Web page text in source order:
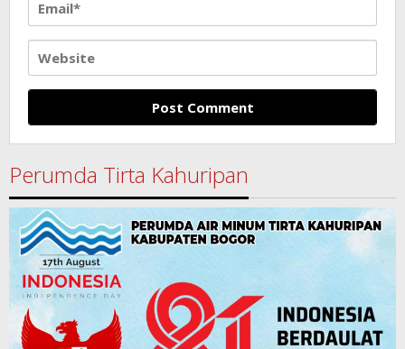
Perumda Tirta Kahuripan